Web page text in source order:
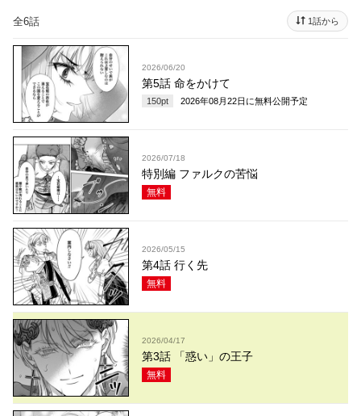
全6話 1話から
2026/06/20
第5話 命をかけて
150pt 2026年08月22日 に無料公開予定
2026/07/18
特別編 ファルクの苦悩
無料
2026/05/15
第4話 行く先
無料
2026/04/17
第3話 「惑い」の王子
無料